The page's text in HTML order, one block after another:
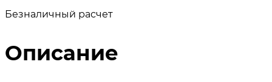
Безналичный расчет
Описание